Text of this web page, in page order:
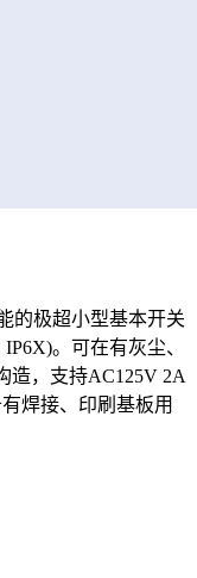
的极超小型基本开关
。可在有灰尘、
造，支持AC125V 2A
焊接、印刷基板用